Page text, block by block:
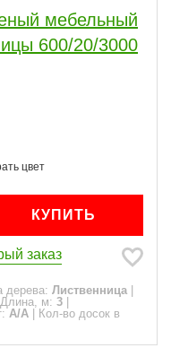
мебельный
600/20/3000
КУПИТЬ
заказ
дерева: Лиственница
Длина, м: 3
A/A
Кол-во досок в